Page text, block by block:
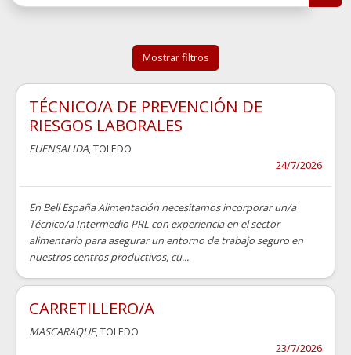
Mostrar filtros
TÉCNICO/A DE PREVENCIÓN DE
RIESGOS LABORALES
FUENSALIDA, TOLEDO
24/7/2026
En Bell España Alimentación necesitamos incorporar un/a
Técnico/a Intermedio PRL con experiencia en el sector
alimentario para asegurar un entorno de trabajo seguro en
nuestros centros productivos, cu...
CARRETILLERO/A
MASCARAQUE, TOLEDO
23/7/2026